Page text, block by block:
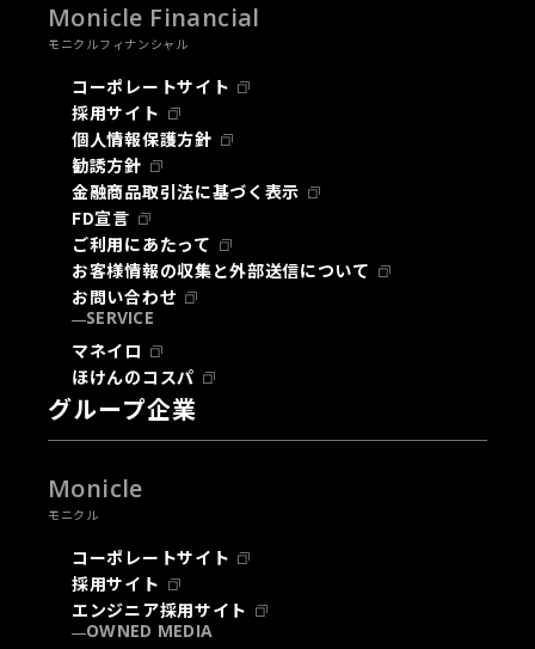
Monicle Financial
モニクルフィナンシャル
コーポレートサイト
採用サイト
個人情報保護方針
勧誘方針
金融商品取引法に基づく表示
FD宣言
ご利用にあたって
お客様情報の収集と外部送信について
お問い合わせ
SERVICE
マネイロ
ほけんのコスパ
グループ企業
Monicle
モニクル
コーポレートサイト
採用サイト
エンジニア採用サイト
OWNED MEDIA